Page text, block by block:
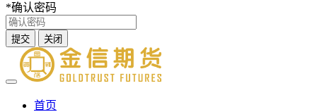
*确认密码
提交 关闭
首页